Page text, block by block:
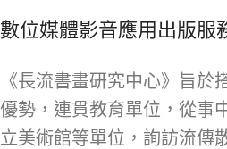
數位媒體影音應用出版服
《長流書畫研究中心》旨
優勢，連貫教育單位，從事
立美術館等單位，詢訪流傳